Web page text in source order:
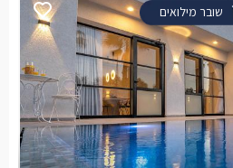
שובר מילואים